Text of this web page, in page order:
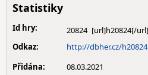
Statistiky
Id hry:
20824
Odkaz:
http://dbher.cz/h20824
Přidána:
08.03.2021